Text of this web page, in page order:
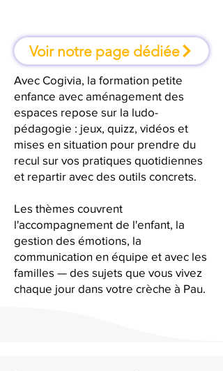
Voir notre page dédiée
Avec Cogivia, la formation petite
enfance avec aménagement des
espaces repose sur la ludo-
pédagogie : jeux, quizz, vidéos et
mises en situation pour prendre du
recul sur vos pratiques quotidiennes
et repartir avec des outils concrets.
Les thèmes couvrent
l'accompagnement de l'enfant, la
gestion des émotions, la
communication en équipe et avec les
familles — des sujets que vous vivez
chaque jour dans votre crèche à Pau.